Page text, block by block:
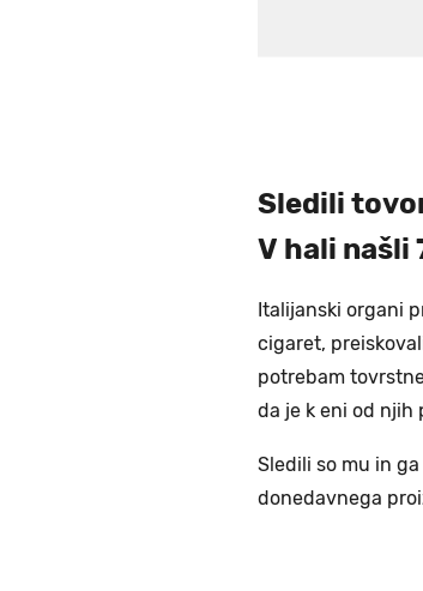
Sledili
V hali našli
Italijanski organi
cigaret,
potrebam
da je k eni od njih
Sledili so mu in
donedavnega